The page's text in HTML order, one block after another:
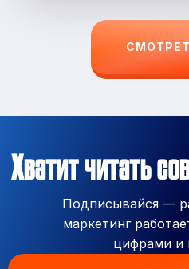
Хватит читать
Подписывайся —
маркетинг
цифрами и